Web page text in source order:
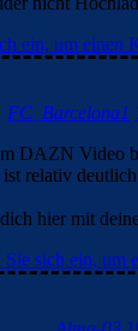
ein, um einen
FC_Barcelona1
DAZN Video
ist relativ
hier mit
sich ein, um